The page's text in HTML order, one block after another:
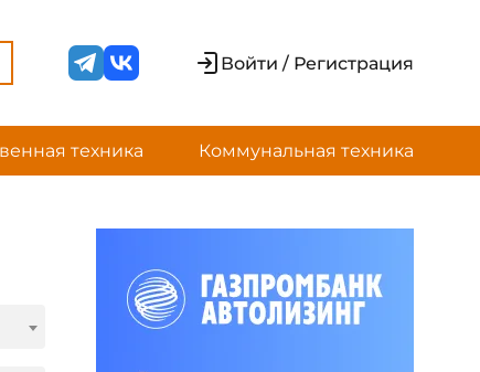
Войти / Регистрация
техника Коммунальная техника